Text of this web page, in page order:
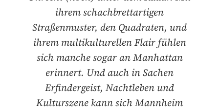
ihrem schachbrettartigen
Straßenmuster, den Quadraten, und
ihrem multikulturellen Flair fühlen
sich manche sogar an Manhattan
erinnert. Und auch in Sachen
Erfindergeist, Nachtleben und
Kulturszene kann sich Mannheim